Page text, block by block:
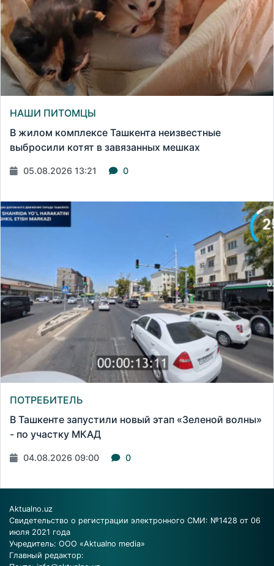
НАШИ ПИТОМЦЫ
В жилом комплексе Ташкента неизвестные
выбросили котят в завязанных мешках
05.08.2026 13:21 0
ПОТРЕБИТЕЛЬ
В Ташкенте запустили новый этап «Зеленой волны»
- по участку МКАД
04.08.2026 09:00 0
Aktualno.uz
Свидетельство о регистрации электронного СМИ: №1428 от 06
июля 2021 года
Учредитель: ООО «Aktualno media»
Главный редактор: